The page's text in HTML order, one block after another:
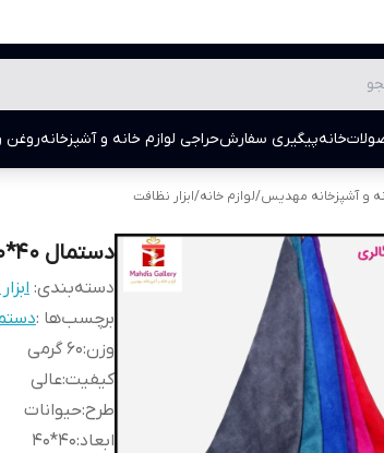
خانهپیگیری سفارشحراجی لوازم خانه و آشپزخانهروغن
و آشپزخانه مهدیس/لوازم خانه/ابزار نظافت
دستمال 40*40 طرح دار
دسته‌بندی:
برچسب‌ها :
وزن:60 گرمی
کیفیت:عالی
طرح:حیوانات
ابعاد:
40*40